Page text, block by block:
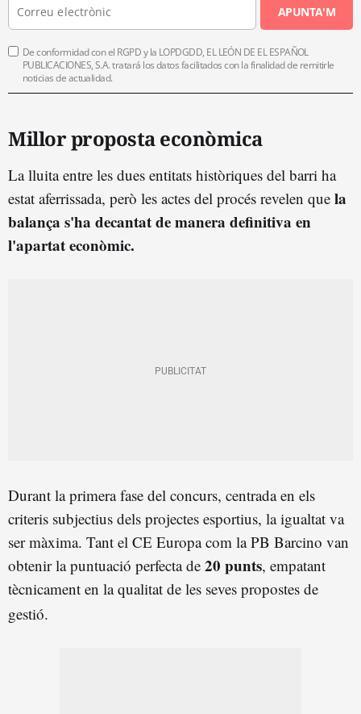
APUNTA'M
De conformidad con el RGPD y la LOPDGDD, EL LEÓN DE EL ESPAÑOL
PUBLICACIONES, S.A. tratará los datos facilitados con la finalidad de remitirle
noticias de actualidad.
Millor proposta econòmica
La lluita entre les dues entitats històriques del barri ha
estat aferrissada, però les actes del procés revelen que la
balança s'ha decantat de manera definitiva en
l'apartat econòmic.
Durant la primera fase del concurs, centrada en els
criteris subjectius dels projectes esportius, la igualtat va
ser màxima. Tant el CE Europa com la PB Barcino van
obtenir la puntuació perfecta de 20 punts, empatant
tècnicament en la qualitat de les seves propostes de
gestió.